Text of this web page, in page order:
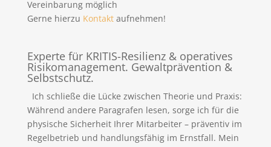
Vereinbarung möglich
Gerne hierzu Kontaktaufnehmen!
Experte für KRITIS-Resilienz & operatives
Risikomanagement. Gewaltprävention &
Selbstschutz.
Ich schließe die Lücke zwischen Theorie und Praxis:
Während andere Paragrafen lesen, sorge ich für die
physische Sicherheit Ihrer Mitarbeiter – präventiv im
Regelbetrieb und handlungsfähig im Ernstfall. Mein